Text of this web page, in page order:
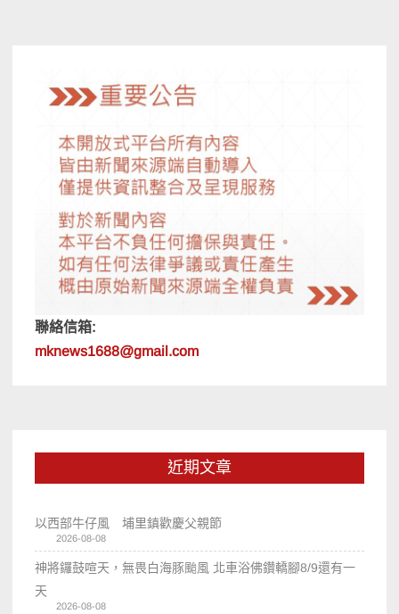
聯絡信箱:
mknews1688@gmail.com
近期文章
以西部牛仔風 埔里鎮歡慶父親節
2026-08-08
神將鑼鼓喧天，無畏白海豚颱風 北車浴佛鑽轎腳8/9還有一
天
2026-08-08